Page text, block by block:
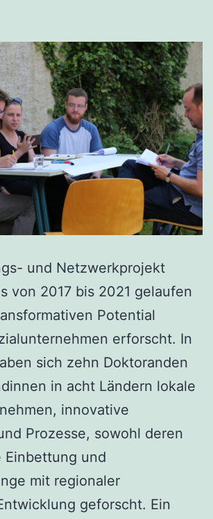
und Netzwerkprojekt
von 2017 bis 2021 gelaufen
Potential
erforscht. In
sich zehn Doktoranden
in acht Ländern lokale
innovative
Prozesse, sowohl deren
und
mit regionaler
geforscht. Ein